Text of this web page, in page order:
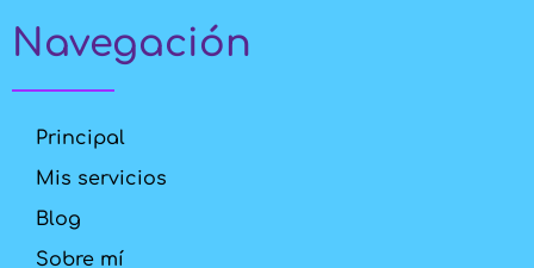
Navegación
Principal
Mis servicios
Blog
Sobre mí